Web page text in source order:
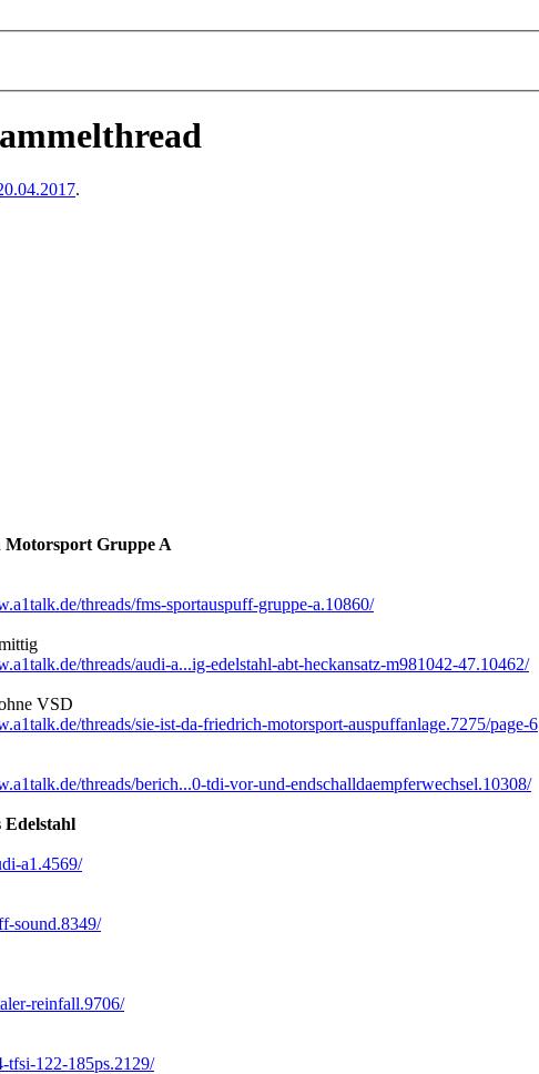
.
Gruppe A
threads/fms-sportauspuff-gruppe-a.10860/
threads/audi-a...ig-edelstahl-abt-heckansatz-m981042-47.10462/
VSD
threads/sie-ist-da-friedrich-motorsport-auspuffanlage.7275/page-6
threads/berich...0-tdi-vor-und-endschalldaempferwechsel.10308/
Edelstahl
a1.4569/
sound.8349/
reinfall.9706/
tfsi-122-185ps.2129/